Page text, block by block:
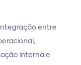
entre
interna e